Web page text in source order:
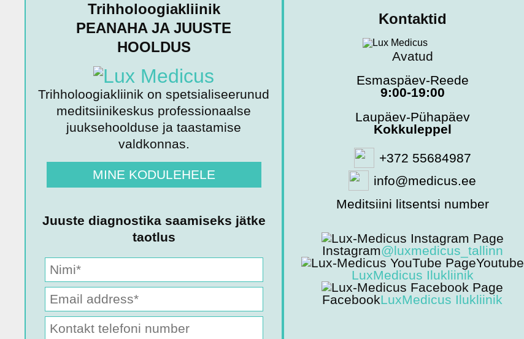
Trihholoogiakliinik
PEANAHA JA JUUSTE
HOOLDUS
Trihholoogiakliinik on spetsialiseerunud
meditsiinikeskus professionaalse
juuksehoolduse ja taastamise
valdkonnas.
MINE KODULEHELE
Juuste diagnostika saamiseks jätke
taotlus
Kontaktid
Avatud
Esmaspäev-Reede
9:00-19:00
Laupäev-Pühapäev
Kokkuleppel
+372 55684987
info@medicus.ee
Meditsiini litsentsi number
Instagram@luxmedicus_tallinn
Youtube
LuxMedicus Ilukliinik
FacebookLuxMedicus Ilukliinik